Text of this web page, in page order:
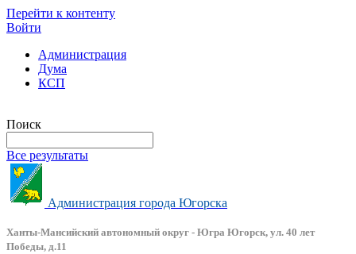
Перейти к контенту
Войти
Администрация
Дума
КСП
Поиск
Все результаты
Администрация города Югорска
Ханты-Мансийский автономный округ - Югра Югорск, ул. 40 лет
Победы, д.11